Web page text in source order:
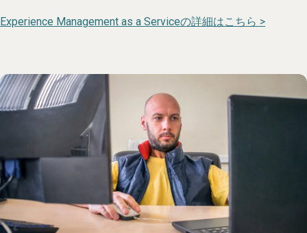
Experience Management as a Serviceの詳細はこちら >